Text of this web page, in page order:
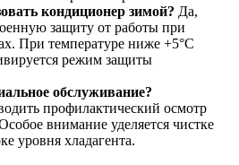
кондиционер зимой? Да,
защиту от работы при
При температуре ниже +5°C
режим защиты
обслуживание?
профилактический осмотр
внимание уделяется чистке
уровня хладагента.